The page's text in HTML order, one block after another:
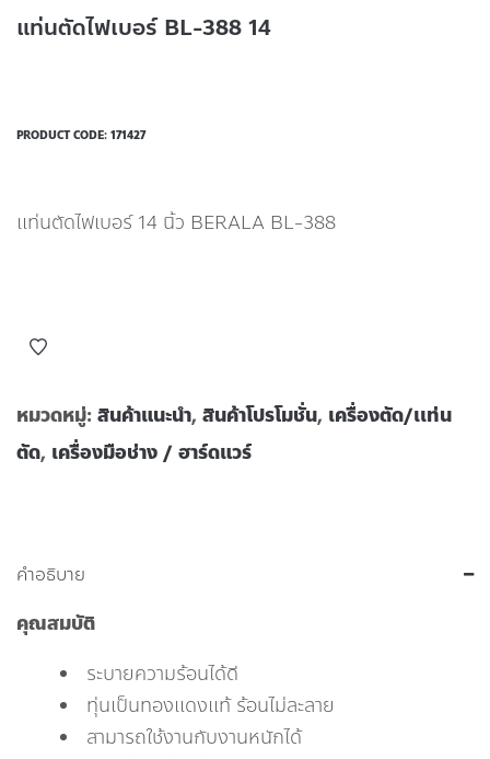
แท่นตัดไฟเบอร์ BL-388 14
PRODUCT CODE: 171427
แท่นตัดไฟเบอร์ 14 นิ้ว BERALA BL-388
หมวดหมู่: สินค้าแนะนำ, สินค้าโปรโมชั่น, เครื่องตัด/เเท่น
ตัด, เครื่องมือช่าง / ฮาร์ดแวร์
คำอธิบาย
คุณสมบัติ
ระบายความร้อนได้ดี
ทุ่นเป็นทองแดงแท้ ร้อนไม่ละลาย
สามารถใช้งานกับงานหนักได้